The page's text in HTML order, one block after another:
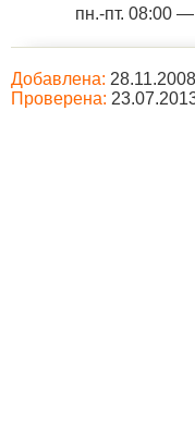
пн.-пт. 08:00
Добавлена: 28.11.2008
Проверена: